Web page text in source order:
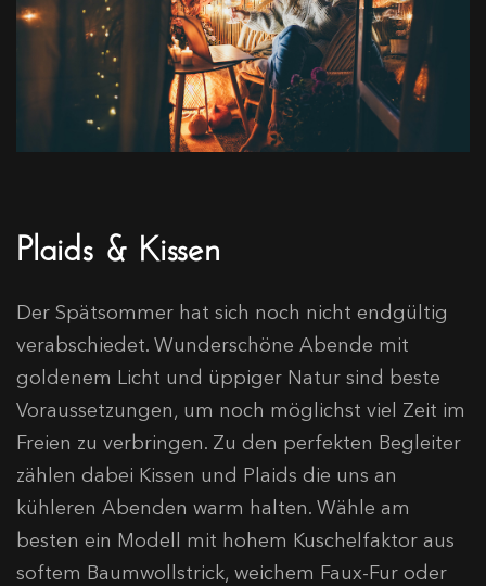
Plaids & Kissen
Der Spätsommer hat sich noch nicht endgültig
verabschiedet. Wunderschöne Abende mit
goldenem Licht und üppiger Natur sind beste
Voraussetzungen, um noch möglichst viel Zeit im
Freien zu verbringen. Zu den perfekten Begleiter
zählen dabei Kissen und Plaids die uns an
kühleren Abenden warm halten. Wähle am
besten ein Modell mit hohem Kuschelfaktor aus
softem Baumwollstrick, weichem Faux-Fur oder